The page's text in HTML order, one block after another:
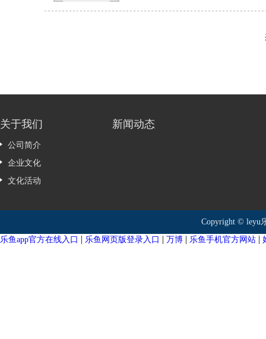
关于我们
公司简介
企业文化
文化活动
新闻动态
Copyright © leyu
乐鱼app官方在线入口 | 乐鱼网页版登录入口 | 万博 | 乐鱼手机官方网站 |